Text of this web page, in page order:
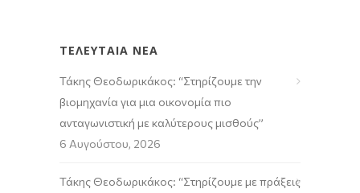
ΤΕΛΕΥΤΑΙΑ ΝΕΑ
Τάκης Θεοδωρικάκος: “Στηρίζουμε την
βιομηχανία για μια οικονομία πιο
ανταγωνιστική με καλύτερους μισθούς”
6 Αυγούστου, 2026
Τάκης Θεοδωρικάκος: “Στηρίζουμε με πράξεις